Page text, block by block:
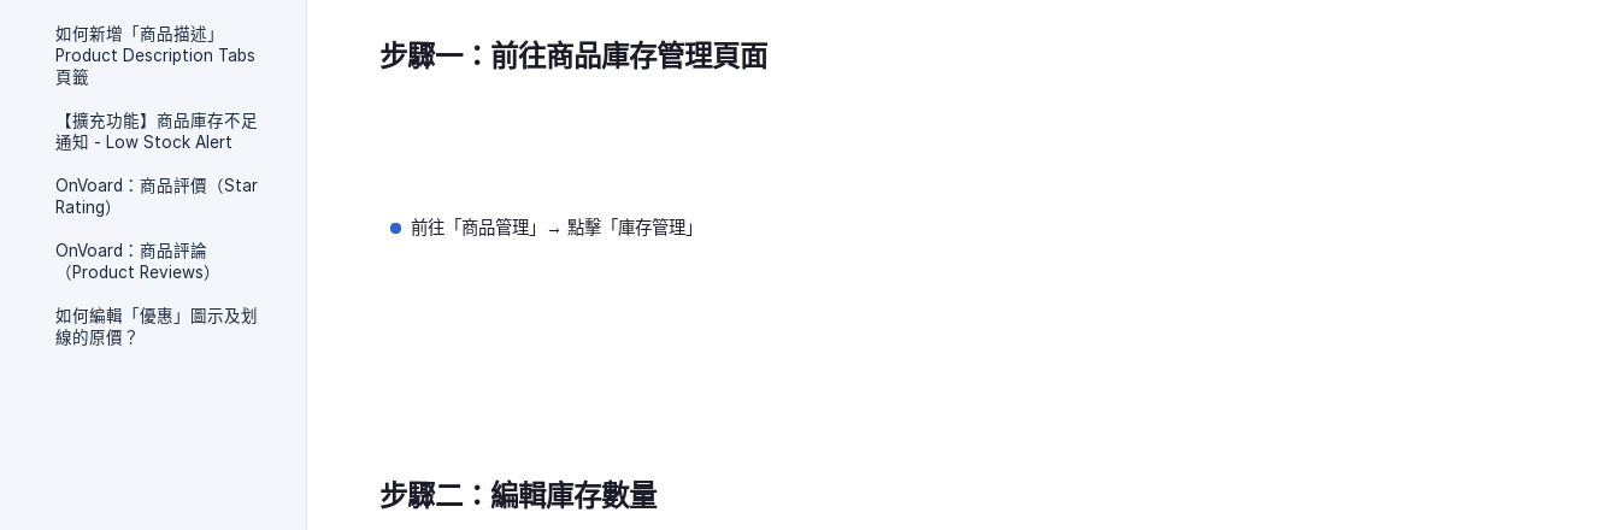
如何新增「商品描述」
Product Description Tabs
頁籤
【擴充功能】商品庫存不足
通知 - Low Stock Alert
OnVoard：商品評價（Star
Rating）
OnVoard：商品評論
（Product Reviews）
如何編輯「優惠」圖示及划
線的原價？
步驟一：前往商品庫存管理頁面
前往「商品管理」 → 點擊「庫存管理」
步驟二：編輯庫存數量